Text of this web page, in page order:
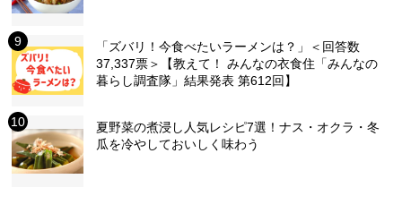
「ズバリ！今食べたいラーメンは？」＜回答数
37,337票＞【教えて！ みんなの衣食住「みんなの
暮らし調査隊」結果発表 第612回】
夏野菜の煮浸し人気レシピ7選！ナス・オクラ・冬
瓜を冷やしておいしく味わう